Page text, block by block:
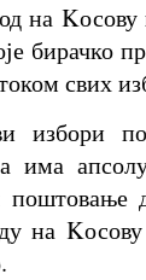
на Kосову
бирачко
свих
избори
има
поштовање
на